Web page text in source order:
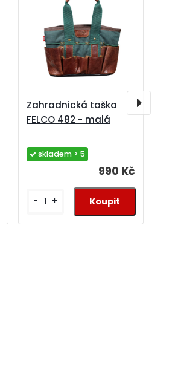
Zahradnická taška
FELCO 482 - malá
990 Kč
skladem > 5
- +